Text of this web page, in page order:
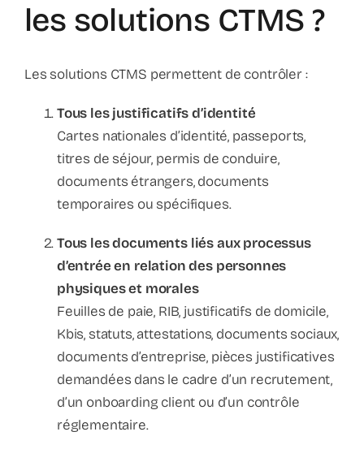
les solutions CTMS ?
Les solutions CTMS permettent de contrôler :
Tous les justificatifs d’identité
Cartes nationales d’identité, passeports,
titres de séjour, permis de conduire,
documents étrangers, documents
temporaires ou spécifiques.
Tous les documents liés aux processus
d’entrée en relation des personnes
physiques et morales
Feuilles de paie, RIB, justificatifs de domicile,
Kbis, statuts, attestations, documents sociaux,
documents d’entreprise, pièces justificatives
demandées dans le cadre d’un recrutement,
d’un onboarding client ou d’un contrôle
réglementaire.